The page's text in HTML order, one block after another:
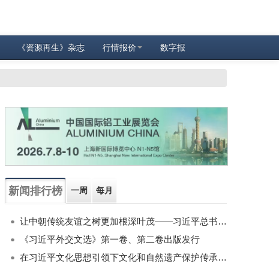
《资源再生》杂志 行情报价 数字报
新闻排行榜 一周 每月
让中朝传统友谊之树更加根深叶茂——习近平总书记对朝鲜进行国事访问纪实
《习近平外交文选》第一卷、第二卷出版发行
在习近平文化思想引领下文化和自然遗产保护传承利用工作开创新局面